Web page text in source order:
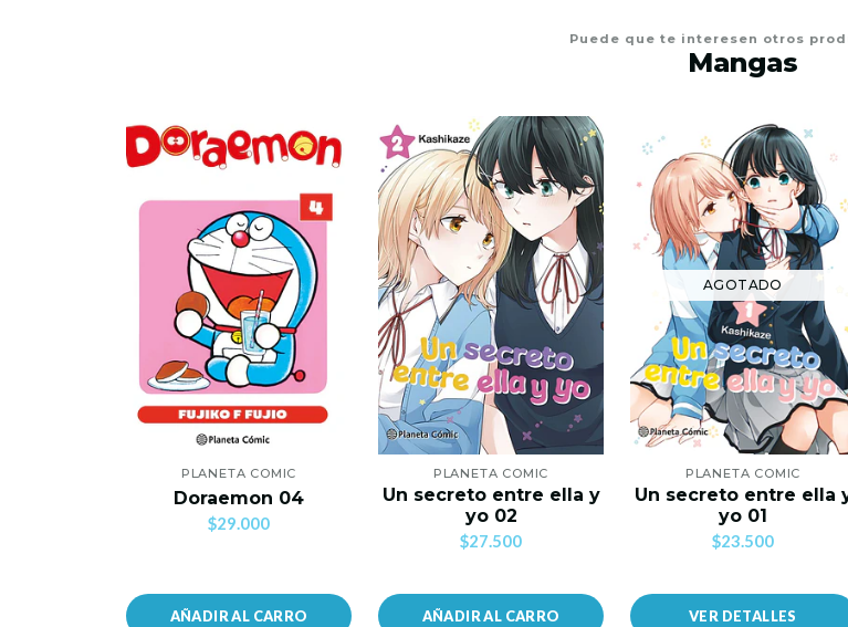
Puede que te interesen otros
Mangas
PLANETA COMIC
Doraemon 04
$29.000
AÑADIR AL CARRO
PLANETA COMIC
Un secreto entre ella y
yo 02
$27.500
AÑADIR AL CARRO
AGOTADO
PLANETA COMIC
Un secreto entre ella
yo 01
$23.500
VER DETALLES